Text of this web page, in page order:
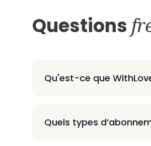
Questions
Qu'est-ce que
Quels types